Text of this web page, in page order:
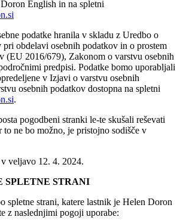
English in na spletni
podatke hranila v skladu z Uredbo o
pri obdelavi osebnih podatkov in o prostem
(EU 2016/679), Zakonom o varstvu osebnih
predpisi. Podatke bomo uporabljali
v Izjavi o varstvu osebnih
osebnih podatkov dostopna na spletni
.
pogodbeni stranki le-te skušali reševati
ne bo možno, je pristojno sodišče v
veljavo 12. 4. 2024.
SPLETNE STRANI
spletne strani, katere lastnik je Helen Doron
z naslednjimi pogoji uporabe: